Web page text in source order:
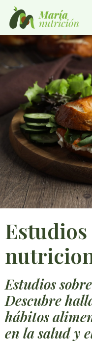
Estudios
Descubre
hábitos
en la salud y